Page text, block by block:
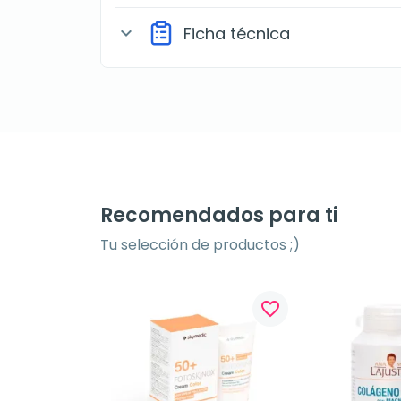
expand_more Ficha técnica
Recomendados para ti
Tu selección de productos ;)
favorite_border